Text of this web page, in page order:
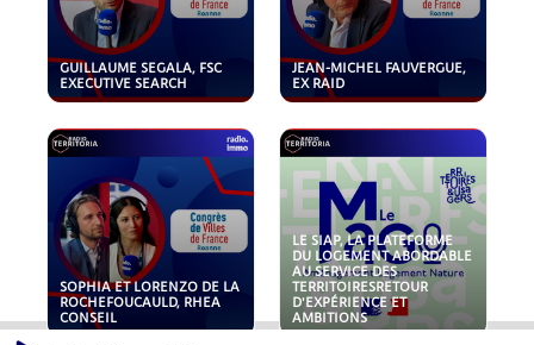
GUILLAUME SEGALA, FSC
EXECUTIVE SEARCH
JEAN-MICHEL FAUVERGUE,
EX RAID
SOPHIA ET LORENZO DE LA
ROCHEFOUCAULD, RHEA
CONSEIL
LE SIAP, LA PLATEFORME
DU LOGEMENT ABORDABLE
AU SERVICE DES
TERRITOIRESRETOUR
D'EXPÉRIENCE ET
AMBITIONS